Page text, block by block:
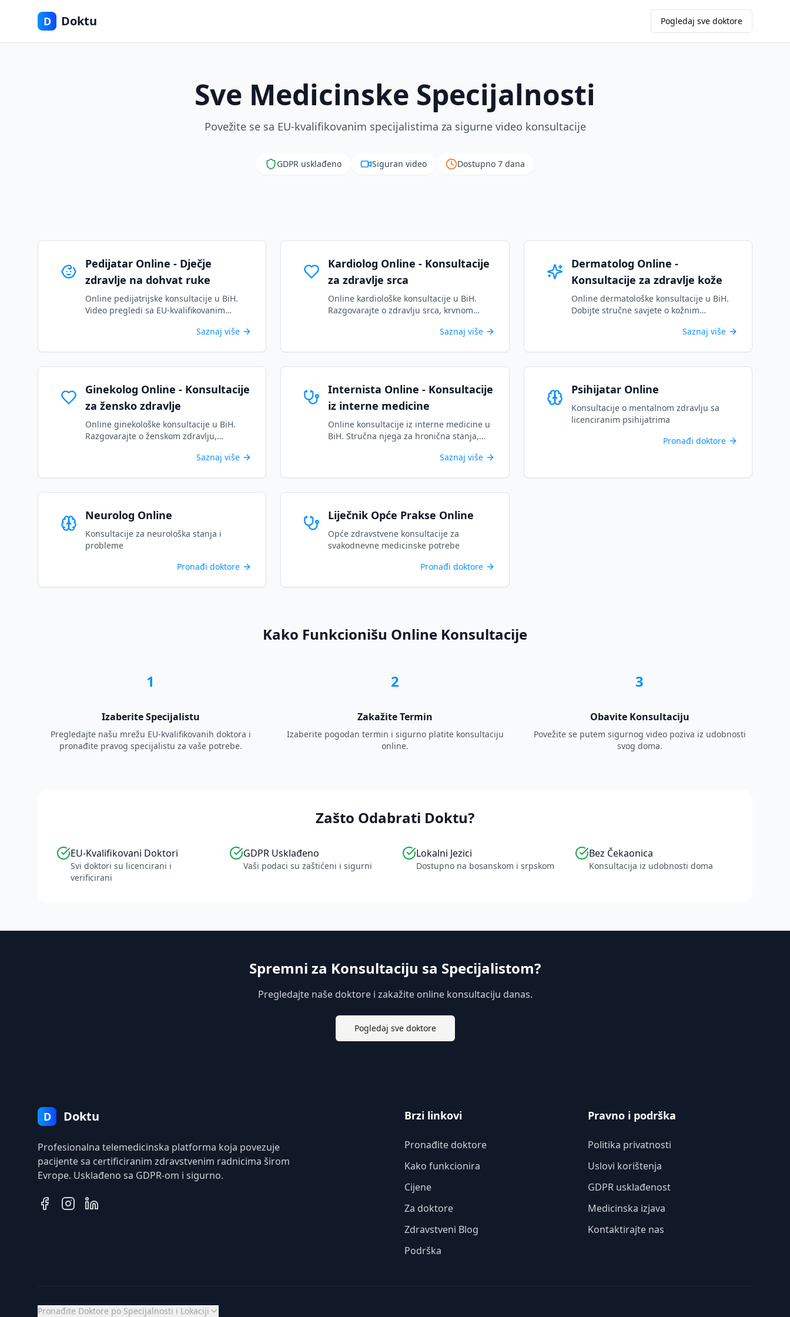
D Doktu Pogledaj sve doktore
Sve Medicinske Specijalnosti
Povežite se sa EU-kvalifikovanim specijalistima za sigurne video konsultacije
GDPR usklađeno Siguran video Dostupno 7 dana
Pedijatar Online - Dječje
zdravlje na dohvat ruke
Online pedijatrijske konsultacije u BiH.
Video pregledi sa EU-kvalifikovanim
termin za vaše dijete danas....Saznaj više
Kardiolog Online - Konsultacije
za zdravlje srca
Online kardiološke konsultacije u BiH.
Razgovarajte o zdravlju srca, krvnom
sa licenciranim specijalistima....Saznaj više
Dermatolog Online -
Konsultacije za zdravlje kože
Online dermatološke konsultacije u BiH.
Dobijte stručne savjete o kožnim
problemima putem sigurnog videa....
Saznaj više
Ginekolog Online - Konsultacije
za žensko zdravlje
Online ginekološke konsultacije u BiH.
Razgovarajte o ženskom zdravlju,
više sa licenciranim specijalistima....
Saznaj više
Internista Online - Konsultacije
iz interne medicine
Online konsultacije iz interne medicine u
BiH. Stručna njega za hronična stanja,
Saznaj više
Psihijatar Online
Konsultacije o mentalnom zdravlju sa
licenciranim psihijatrima
Pronađi doktore
Neurolog Online
Konsultacije za neurološka stanja i
probleme
Pronađi doktore
Liječnik Opće Prakse Online
Opće zdravstvene konsultacije za
svakodnevne medicinske potrebe
Pronađi doktore
Kako Funkcionišu Online Konsultacije
1
Izaberite Specijalistu
Pregledajte našu mrežu EU-kvalifikovanih doktora i
pronađite pravog specijalistu za vaše potrebe.
2
Zakažite Termin
Izaberite pogodan termin i sigurno platite konsultaciju
online.
3
Obavite Konsultaciju
Povežite se putem sigurnog video poziva iz udobnosti
svog doma.
Zašto Odabrati Doktu?
EU-Kvalifikovani Doktori
Svi doktori su licencirani i
verificirani
GDPR Usklađeno
Vaši podaci su zaštićeni i sigurni
Lokalni Jezici
Dostupno na bosanskom i srpskom
Bez Čekaonica
Konsultacija iz udobnosti doma
Spremni za Konsultaciju sa Specijalistom?
Pregledajte naše doktore i zakažite online konsultaciju danas.
Pogledaj sve doktore
D Doktu
Profesionalna telemedicinska platforma koja povezuje
pacijente sa certificiranim zdravstvenim radnicima širom
Evrope. Usklađeno sa GDPR-om i sigurno.
Brzi linkovi
Pronađite doktore
Kako funkcionira
Cijene
Za doktore
Zdravstveni Blog
Podrška
Pravno i podrška
Politika privatnosti
Uslovi korištenja
GDPR usklađenost
Medicinska izjava
Kontaktirajte nas
Pronađite Doktore po Specijalnosti i Lokaciji